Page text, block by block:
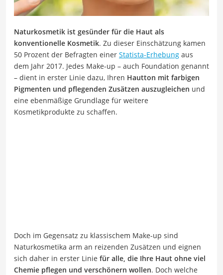
Naturkosmetik ist gesünder für die Haut als
konventionelle Kosmetik. Zu dieser Einschätzung kamen
50 Prozent der Befragten einer Statista-Erhebung aus
dem Jahr 2017. Jedes Make-up – auch Foundation genannt
– dient in erster Linie dazu, Ihren Hautton mit farbigen
Pigmenten und pflegenden Zusätzen auszugleichen und
eine ebenmäßige Grundlage für weitere
Kosmetikprodukte zu schaffen.
Doch im Gegensatz zu klassischem Make-up sind
Naturkosmetika arm an reizenden Zusätzen und eignen
sich daher in erster Linie für alle, die Ihre Haut ohne viel
Chemie pflegen und verschönern wollen. Doch welche